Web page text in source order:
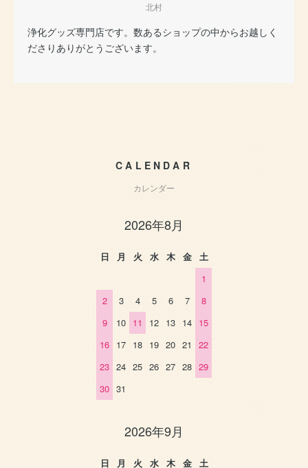
北村
浄化グッズ専門店です。数あるショップの中からお越しく
ださりありがとうございます。
CALENDAR
カレンダー
2026年8月
日 月 火 水 木 金
土
1
2
3 4 5 6 7
8
9
10 11 12 13 14 15
16 17 18 19 20 21
22
23 24 25 26 27 28 29
30 31
2026年9月
日 月 火 水 木 金
土